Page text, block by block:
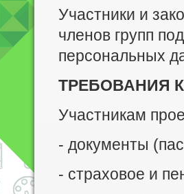
Участники и
членов групп
персональных
ТРЕБОВАНИЯ
Участникам
- документы
- страховое и